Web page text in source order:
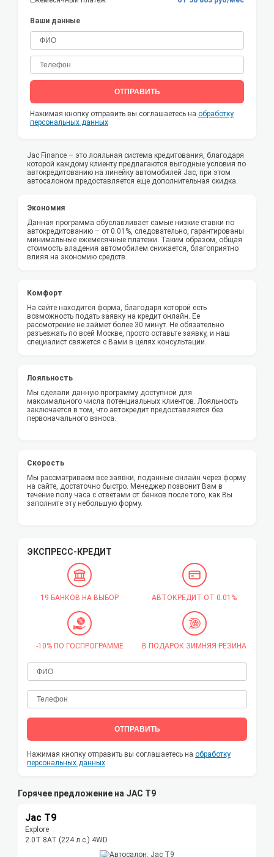
Ваши данные
ОТПРАВИТЬ
Нажимая кнопку отправить вы соглашаетесь на обработку
персональных данных
Jac Finance – это лояльная система кредитования, благодаря
которой каждому клиенту предлагаются выгодные условия по
автокредитованию на линейку автомобилей Jac, при этом
автосалоном предоставляется еще дополнительная скидка.
Экономия
Данная программа обуславливает самые низкие ставки по
автокредитованию – от 0.01%, следовательно, гарантированы
минимальные ежемесячные платежи. Таким образом, общая
стоимость владения автомобилем снижается, благоприятно
влияя на экономию средств.
Комфорт
На сайте находится форма, благодаря которой есть
возможность подать заявку на кредит онлайн. Ее
рассмотрение не займет более 30 минут. Не обязательно
разъезжать по всей Москве, просто оставьте заявку, и наш
специалист свяжется с Вами в целях консультации.
Лояльность
Мы сделали данную программу доступной для
максимального числа потенциальных клиентов. Лояльность
заключается в том, что автокредит предоставляется без
первоначального взноса.
Скорость
Мы рассматриваем все заявки, поданные онлайн через форму
на сайте, достаточно быстро. Менеджер позвонит Вам в
течение полу часа с ответами от банков после того, как Вы
заполните эту небольшую форму.
ЭКСПРЕСС-КРЕДИТ
19 БАНКОВ НА ВЫБОР АВТОКРЕДИТ ОТ 0.01%
-10% ПО ГОСПРОГРАММЕ В ПОДАРОК ЗИМНЯЯ РЕЗИНА
ОТПРАВИТЬ
Нажимая кнопку отправить вы соглашаетесь на обработку
персональных данных
Горячее предложение на JAC T9
Jac T9
Explore
2.0T 8AT (224 л.с.) 4WD